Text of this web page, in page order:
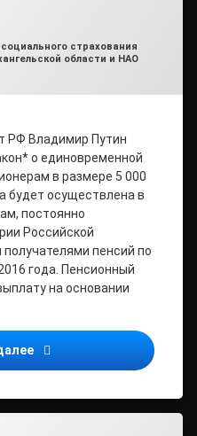
страхования
области и НАО
РФ Владимир Путин
о единовременной
в размере 5 000
будет осуществлена в
постоянно
Российской
пенсий по
года. Пенсионный
на основании
Подписан закон о